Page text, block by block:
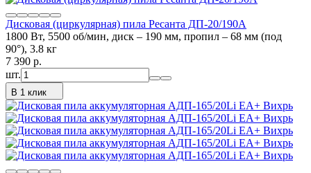
Дисковая (циркулярная) пила Ресанта ДП-20/190А
1800 Вт, 5500 об/мин, диск – 190 мм, пропил – 68 мм (под
90°), 3.8 кг
7 390 p.
шт.
В 1 клик